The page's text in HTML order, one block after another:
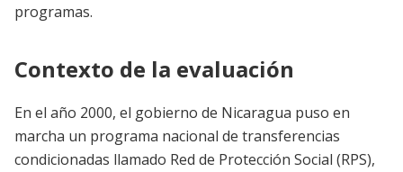
programas.
Contexto de la evaluación
En el año 2000, el gobierno de Nicaragua puso en
marcha un programa nacional de transferencias
condicionadas llamado Red de Protección Social (RPS),